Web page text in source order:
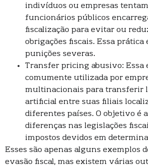
indivíduos ou empresas
funcionários públicos
fiscalização para evitar ou
obrigações fiscais. Essa prática
punições severas.
Transfer pricing abusivo: Essa
comumente utilizada por
multinacionais para transferir
artificial entre suas filiais
diferentes países. O objetivo é
diferenças nas legislações
impostos devidos em
Esses são apenas alguns exemplos
evasão fiscal, mas existem várias